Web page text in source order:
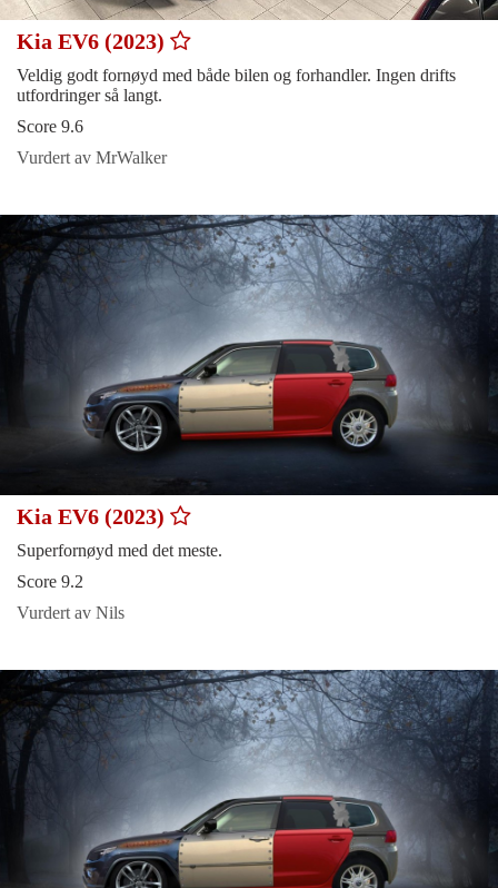
Kia EV6 (2023)
Veldig godt fornøyd med både bilen og forhandler. Ingen drifts
utfordringer så langt.
Score 9.6
Vurdert av MrWalker
Kia EV6 (2023)
Superfornøyd med det meste.
Score 9.2
Vurdert av Nils